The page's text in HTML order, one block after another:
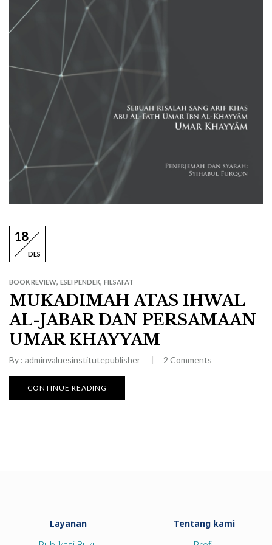
18
DES
BOOK REVIEW, ESEI PENDEK, FILSAFAT
MUKADIMAH ATAS IHWAL
AL-JABAR DAN PERSAMAAN
UMAR KHAYYAM
By : adminvaluesinstitutepublisher 2 Comments
CONTINUE READING
Layanan Tentang kami